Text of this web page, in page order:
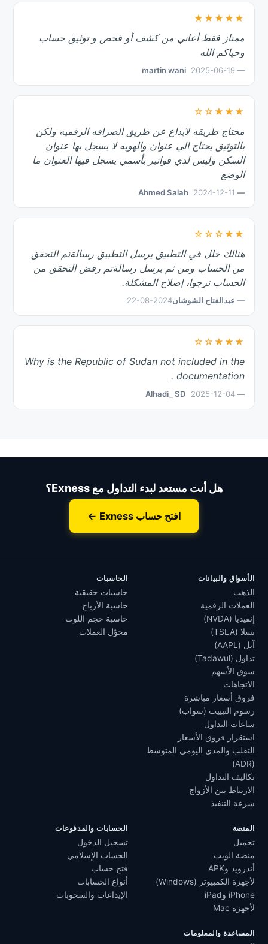
★★★★★
ممتاز فقط أعاني من كشف أو فحص و توثيق حساب
وحياكم الله
— martin wani
2025-06-19
★★★☆☆
محتاج طريقه لايداع عن طريق الصرافه الرقميه ولكن
بالتوثيق يحتاج الي عنوان والهويه لا يسجل بها عنوان
السكن وليس لدي فواتير بأسمي يسجل فيها العنوان ما
الوضع
— Ahmed Salah
2024-12-11
★★☆☆☆
هنالك خلل في التطبيق يرسل التطبيق رسالةتم التحقق
من الحساب ومن ثم يرسل رسالةتم رفض التحقق من
الحساب نرجوا، إصلاح المشكلة.
— عبدالفتاح الشوشان2024-08-22
★★★☆☆
Why is the Republic of Sudan not included in the
documentation .
— Alhadi_ SD
2025-12-04
هل أنت مستعد لبدء التداول مع Exness؟
افتح حساب Exness ←
الأسواق والبيانات
الذهب
العملات الرقمية
إنفيديا (NVDA)
تسلا (TSLA)
آبل (AAPL)
تداول (Tadawul)
سوق الأسهم
الاتجاهات
فروق أسعار مباشرة
رسوم التبييت (سواب)
ساعات التداول
استقرار فروق الأسعار
التقلب والمدى اليومي المتوسط
(ADR)
تكاليف التداول
الارتباط بين الأزواج
سرعة التنفيذ
الحاسبات
حاسبات حقيقية
حاسبة الأرباح
حاسبة حجم اللوت
محوّل العملات
المنصة
تحميل
منصة الويب
أندرويد وAPK
لأجهزة الكمبيوتر (Windows)
iPhone وiPad
لأجهزة Mac
الحسابات والمدفوعات
تسجيل الدخول
الحساب الإسلامي
فتح حساب
أنواع الحسابات
الإيداعات والسحوبات
المساعدة والمعلومات